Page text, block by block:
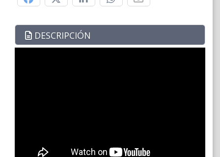
DESCRIPCIÓN